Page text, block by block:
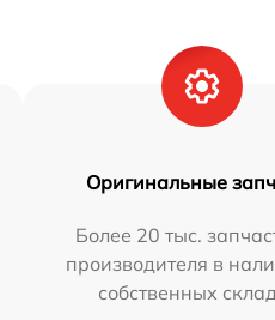
Оригинальные
Более 20 тыс.
производителя в
собственных